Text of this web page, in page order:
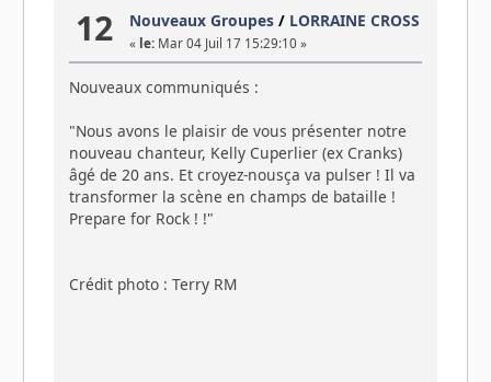
12 Nouveaux Groupes / LORRAINE CROSS
« le: Mar 04 Juil 17 15:29:10 »
Nouveaux communiqués :
"Nous avons le plaisir de vous présenter notre
nouveau chanteur, Kelly Cuperlier (ex Cranks)
âgé de 20 ans. Et croyez-nousça va pulser ! Il va
transformer la scène en champs de bataille !
Prepare for Rock ! !"
Crédit photo : Terry RM